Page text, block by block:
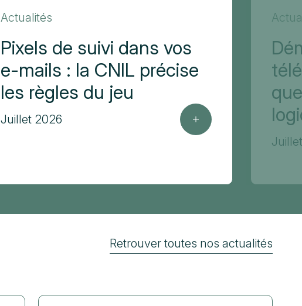
Actualités
Pixels de suivi dans vos
e-mails : la CNIL précise
les règles du jeu
Juillet 2026
Retrouver toutes nos actualités